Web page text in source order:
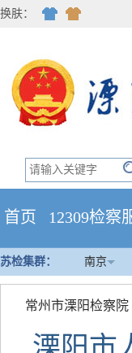
换肤：
首页 12309检察
苏检集群： 南京
常州市溧阳检察院